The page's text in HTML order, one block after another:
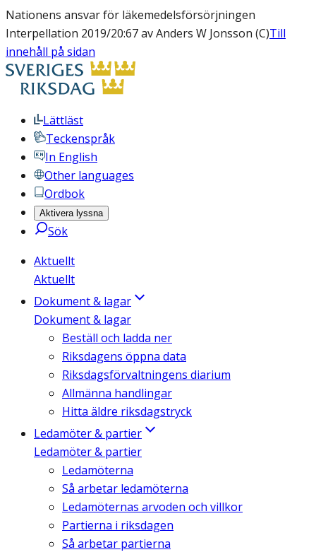
Nationens ansvar för läkemedelsförsörjningen
Interpellation 2019/20:67 av Anders W Jonsson (C)Till
innehåll på sidan
Lättläst
Teckenspråk
In English
Other languages
Ordbok
Aktivera lyssna
Sök
Aktuellt
Aktuellt
Dokument & lagar
Dokument & lagar
Beställ och ladda ner
Riksdagens öppna data
Riksdagsförvaltningens diarium
Allmänna handlingar
Hitta äldre riksdagstryck
Ledamöter & partier
Ledamöter & partier
Ledamöterna
Så arbetar ledamöterna
Ledamöternas arvoden och villkor
Partierna i riksdagen
Så arbetar partierna